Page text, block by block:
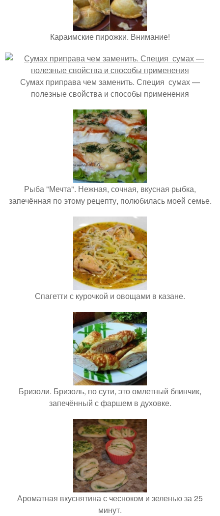
Караимские пирожки. Внимание!
Сумах приправа чем заменить. Специя сумах —
полезные свойства и способы применения
Рыба "Мечта". Нежная, сочная, вкусная рыбка,
запечённая по этому рецепту, полюбилась моей семье.
Спагетти с курочкой и овощами в казане.
Бризоли. Бризоль, по сути, это омлетный блинчик,
запечённый с фаршем в духовке.
Ароматная вкуснятина с чесноком и зеленью за 25
минут.